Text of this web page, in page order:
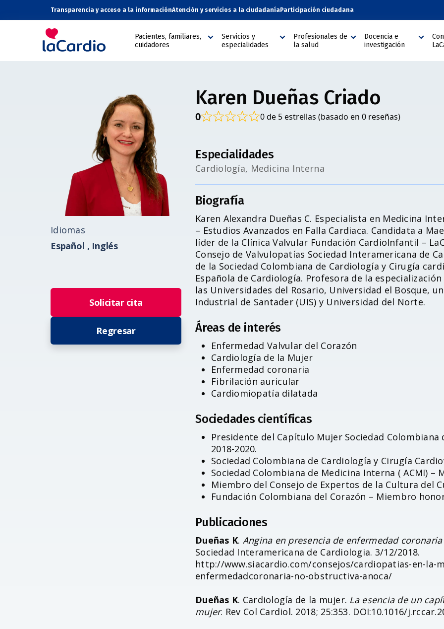
Transparencia y acceso a la informaciónAtención y servicios a la ciudadanía Participación ciudadana
Pacientes, familiares,
cuidadores
Servicios y
especialidades
Profesionales de
la salud
Docencia e
investigación
Idiomas
Español , Inglés
Solicitar cita
Regresar
Karen Dueñas Criado
0 0 de 5 estrellas (basado en 0 reseñas)
Especialidades
Cardiología, Medicina Interna
Biografía
Karen Alexandra Dueñas C. Especialista en Medicina
– Estudios Avanzados en Falla Cardiaca. Candidata a
líder de la Clínica Valvular Fundación CardioInfantil –
Consejo de Valvulopatías Sociedad Interamericana de
de la Sociedad Colombiana de Cardiología y Cirugía
Española de Cardiología. Profesora de la
las Universidades del Rosario, Universidad el Bosque,
Industrial de Santader (UIS) y Universidad del Norte.
Áreas de interés
Enfermedad Valvular del Corazón
Cardiología de la Mujer
Enfermedad coronaria
Fibrilación auricular
Cardiomiopatía dilatada
Sociedades científicas
Presidente del Capítulo Mujer Sociedad
2018-2020.
Sociedad Colombiana de Cardiología y Cirugía
Sociedad Colombiana de Medicina Interna ( ACMI) –
Miembro del Consejo de Expertos de la Cultura del
Fundación Colombiana del Corazón – Miembro
Publicaciones
Dueñas K. Angina en presencia de enfermedad
Sociedad Interamericana de Cardiologia. 3/12/2018.
http://www.siacardio.com/consejos/cardiopatias-en-la-
enfermedadcoronaria-no-obstructiva-anoca/
Dueñas K. Cardiología de la mujer. La esencia de un
mujer. Rev Col Cardiol. 2018; 25:353. DOI:10.1016/